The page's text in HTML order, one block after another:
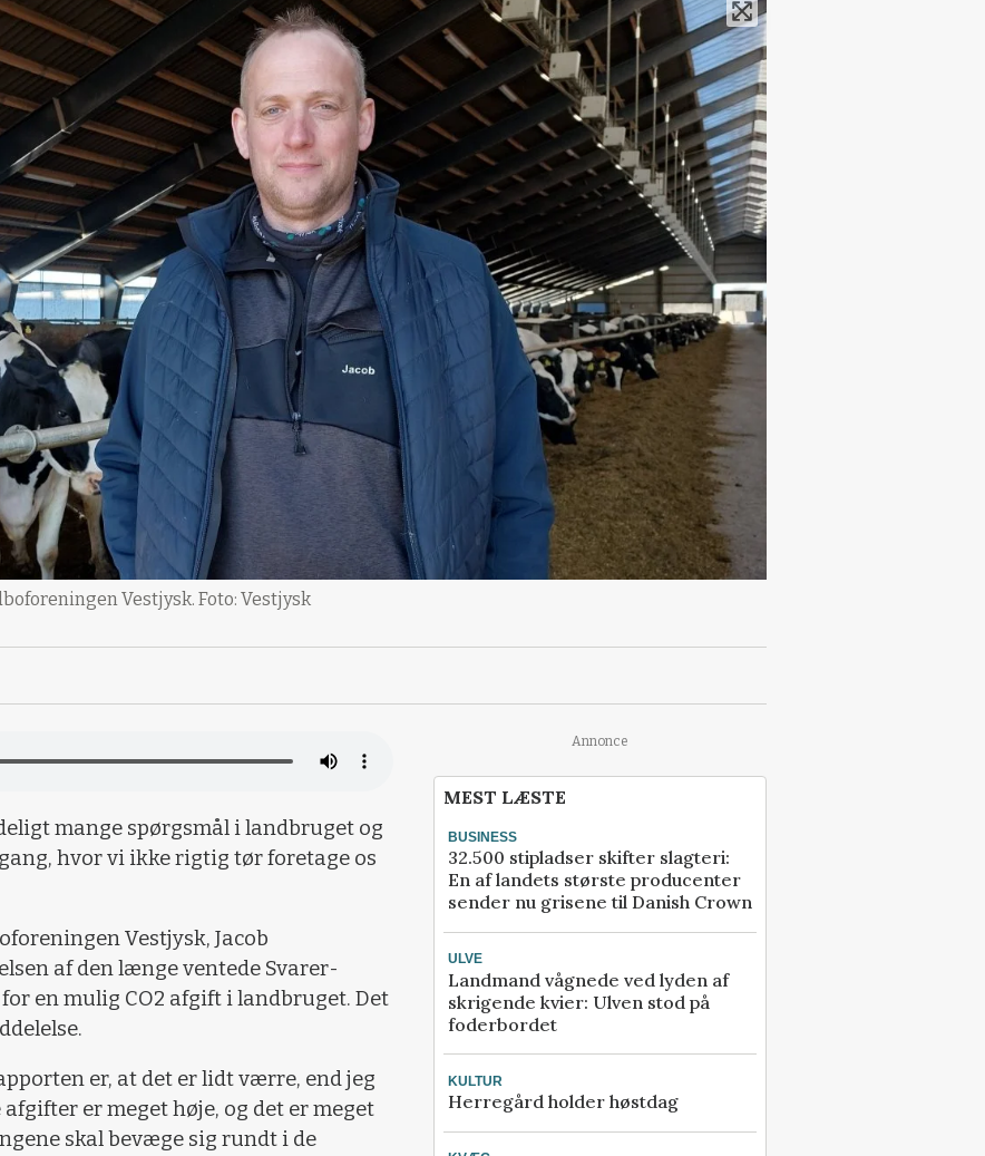
Vestjysk. Foto: Vestjysk
mange spørgsmål i landbruget og
hvor vi ikke rigtig tør foretage os
Vestjysk, Jacob
af den længe ventede Svarer-
en mulig CO2 afgift i landbruget. Det
er, at det er lidt værre, end jeg
er meget høje, og det er meget
skal bevæge sig rundt i de
Annonce
MEST LÆSTE
BUSINESS
32.500 stipladser skifter slagteri:
En af landets største producenter
sender nu grisene til Danish Crown
ULVE
Landmand vågnede ved lyden af
skrigende kvier: Ulven stod på
foderbordet
KULTUR
Herregård holder høstdag